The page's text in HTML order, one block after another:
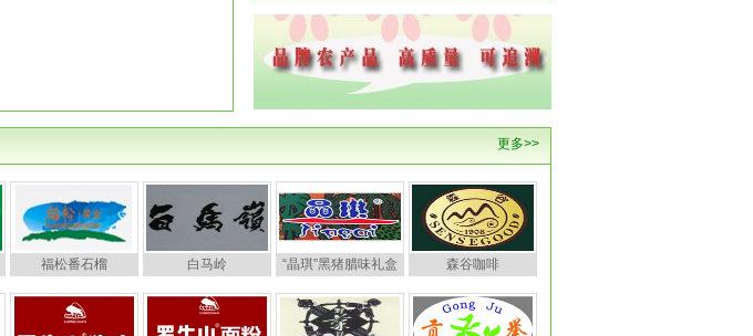
更多>>
福松番石榴 白马岭 “晶琪”黑猪腊味礼盒 森谷咖啡